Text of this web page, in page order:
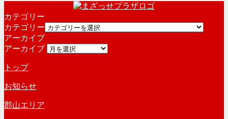
カテゴリー
カテゴリー
アーカイブ
アーカイブ
トップ
お知らせ
郡山エリア